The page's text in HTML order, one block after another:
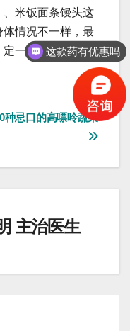
米饭面条馒头这
情况不一样，最
一个最适合你自
种忌口的高嘌呤蔬菜
主治医生
这款药有优惠吗
保守治疗的方法有吗